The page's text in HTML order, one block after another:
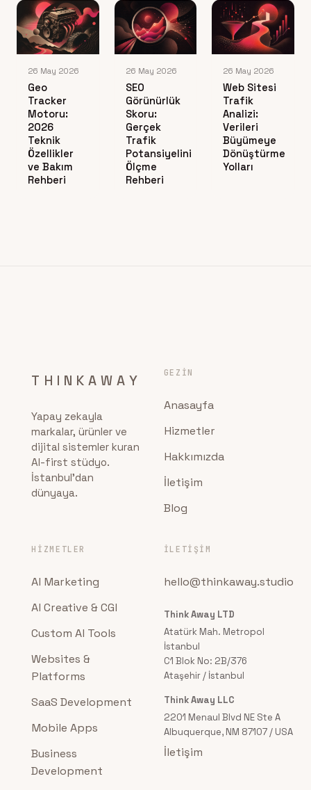
26 May 2026
Geo
Tracker
Motoru:
2026
Teknik
Özellikler
ve Bakım
Rehberi
26 May 2026
SEO
Görünürlük
Skoru:
Gerçek
Trafik
Potansiyelini
Ölçme
Rehberi
26 May 2026
Web Sitesi
Trafik
Analizi:
Verileri
Büyümeye
Dönüştürme
Yolları
THINKAWAY
Yapay zekayla
markalar, ürünler ve
dijital sistemler kuran
AI-first stüdyo.
İstanbul'dan
dünyaya.
GEZIN
Anasayfa
Hizmetler
Hakkımızda
İletişim
Blog
HIZMETLER
AI Marketing
AI Creative & CGI
Custom AI Tools
Websites &
Platforms
SaaS Development
Mobile Apps
Business
Development
İLETIŞIM
hello@thinkaway.studio
Think Away LTD
Atatürk Mah. Metropol
İstanbul
C1 Blok No: 2B/376
Ataşehir / İstanbul
Think Away LLC
2201 Menaul Blvd NE Ste A
Albuquerque, NM 87107 / USA
İletişim